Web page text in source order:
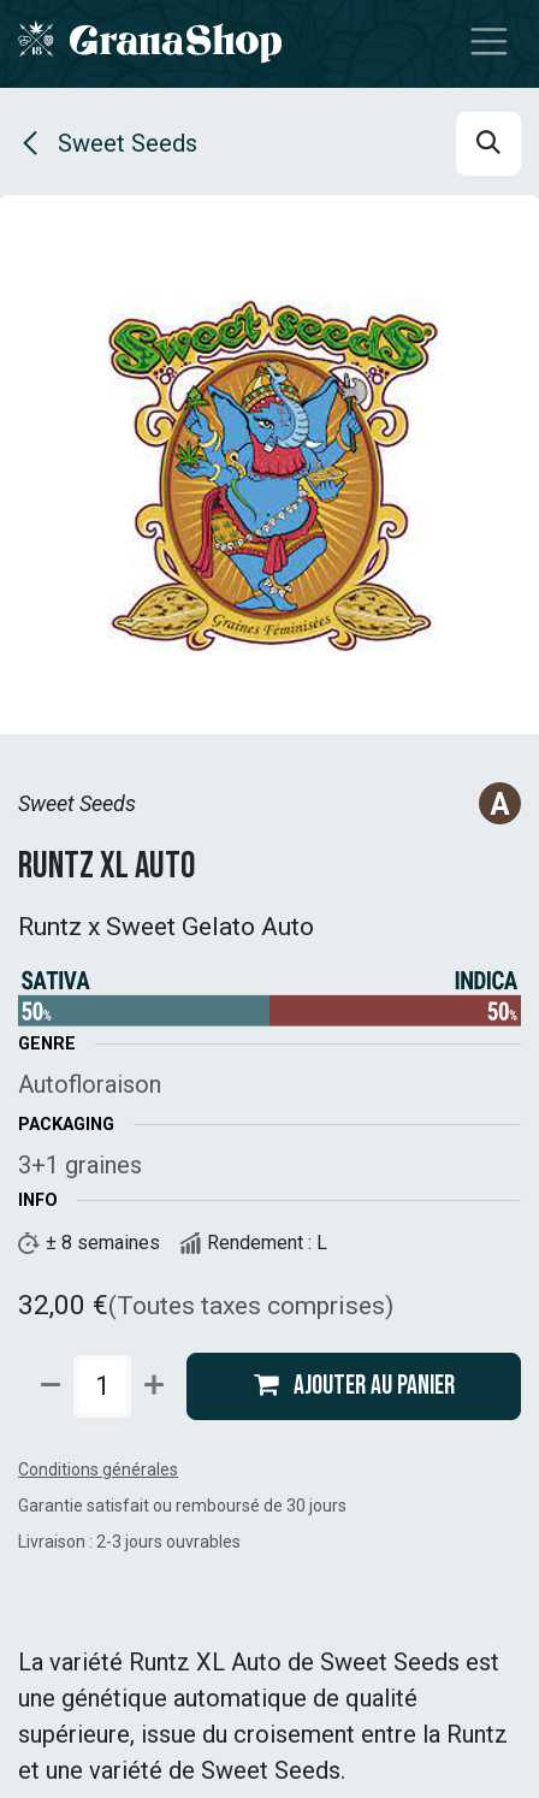
Se rendre au contenu
Sweet Seeds
Sweet Seeds
Runtz XL Auto
Runtz x Sweet Gelato Auto
GENRE
Autofloraison
PACKAGING
3+1 graines
INFO
± 8 semaines Rendement : L
32,00 €(Toutes taxes comprises)
Ajouter au panier
Conditions générales
Garantie satisfait ou remboursé de 30 jours
Livraison : 2-3 jours ouvrables
La variété Runtz XL Auto de Sweet Seeds est
une génétique automatique de qualité
supérieure, issue du croisement entre la Runtz
et une variété de Sweet Seeds.